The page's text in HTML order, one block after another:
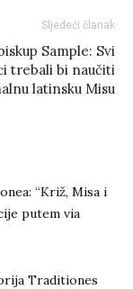
Sljedeći članak
Sample: Svi
trebali bi naučiti
latinsku Misu
“Križ, Misa i
putem via
Traditiones